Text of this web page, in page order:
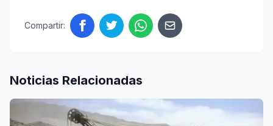
Compartir:
Noticias Relacionadas